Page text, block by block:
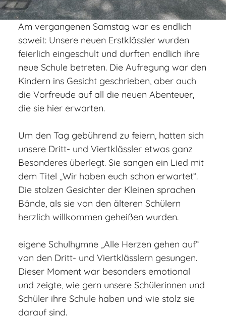
Am vergangenen Samstag war es endlich
soweit: Unsere neuen Erstklässler wurden
feierlich eingeschult und durften endlich ihre
neue Schule betreten. Die Aufregung war den
Kindern ins Gesicht geschrieben, aber auch
die Vorfreude auf all die neuen Abenteuer,
die sie hier erwarten.
Um den Tag gebührend zu feiern, hatten sich
unsere Dritt- und Viertklässler etwas ganz
Besonderes überlegt. Sie sangen ein Lied mit
dem Titel „Wir haben euch schon erwartet“.
Die stolzen Gesichter der Kleinen sprachen
Bände, als sie von den älteren Schülern
herzlich willkommen geheißen wurden.
eigene Schulhymne „Alle Herzen gehen auf“
von den Dritt- und Viertklässlern gesungen.
Dieser Moment war besonders emotional
und zeigte, wie gern unsere Schülerinnen und
Schüler ihre Schule haben und wie stolz sie
darauf sind.